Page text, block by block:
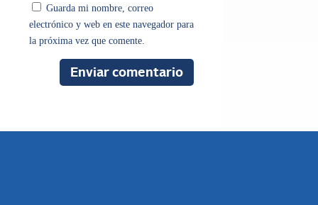
Guarda mi nombre, correo
electrónico y web en este navegador para
la próxima vez que comente.